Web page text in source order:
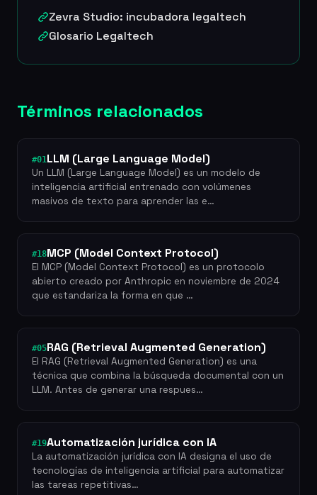
Zevra Studio: incubadora legaltech
Glosario Legaltech
Términos relacionados
#01LLM (Large Language Model)
Un LLM (Large Language Model) es un modelo de
inteligencia artificial entrenado con volúmenes
masivos de texto para aprender las e…
#18MCP (Model Context Protocol)
El MCP (Model Context Protocol) es un protocolo
abierto creado por Anthropic en noviembre de 2024
que estandariza la forma en que …
#05RAG (Retrieval Augmented Generation)
El RAG (Retrieval Augmented Generation) es una
técnica que combina la búsqueda documental con un
LLM. Antes de generar una respues…
#19Automatización jurídica con IA
La automatización jurídica con IA designa el uso de
tecnologías de inteligencia artificial para automatizar
las tareas repetitivas…